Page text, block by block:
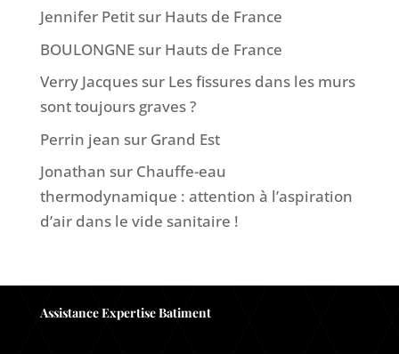
Jennifer Petitsur Hauts de France
BOULONGNEsur Hauts de France
Verry Jacquessur Les fissures dans les murs
sont toujours graves ?
Perrin jean sur Grand Est
Jonathan sur Chauffe-eau
thermodynamique : attention à l’aspiration
d’air dans le vide sanitaire !
Assistance Expertise Batiment